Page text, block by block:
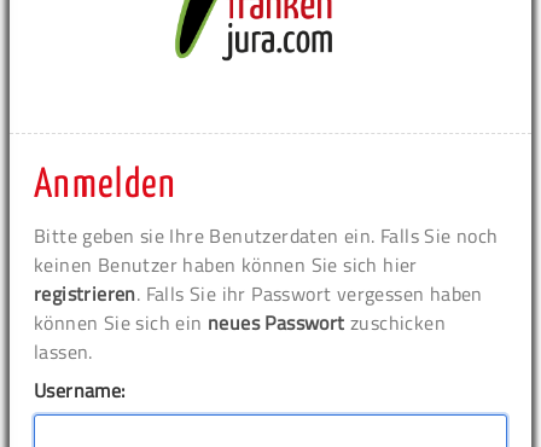
Anmelden
Bitte geben sie Ihre Benutzerdaten ein. Falls Sie noch
keinen Benutzer haben können Sie sich hier
registrieren. Falls Sie ihr Passwort vergessen haben
können Sie sich ein neues Passwort zuschicken
lassen.
Username: